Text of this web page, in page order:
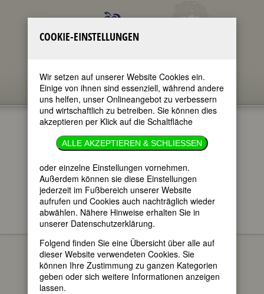
im ganzen Text
nur in Titeln
FEMBIO SPECIALS
FRAUEN AUS
HANNOVER
Doris Dörrie
FEMBIO SPECIAL: FRAUEN AUS
HANNOVER
COOKIE-EINSTELLUNGEN
Wir setzen auf unserer Website Cookies ein.
Einige von ihnen sind essenziell, während andere
uns helfen, unser Onlineangebot zu verbessern
und wirtschaftlich zu betreiben. Sie können dies
akzeptieren per Klick auf die Schaltfläche
ALLE AKZEPTIEREN & SCHLIESSEN
oder einzelne Einstellungen vornehmen.
Außerdem können sie diese Einstellungen
jederzeit im Fußbereich unserer Website
aufrufen und Cookies auch nachträglich wieder
abwählen. Nähere Hinweise erhalten Sie in
unserer Datenschutzerklärung.
Folgend finden Sie eine Übersicht über alle auf
dieser Website verwendeten Cookies. Sie
können Ihre Zustimmung zu ganzen Kategorien
geben oder sich weitere Informationen anzeigen
lassen.